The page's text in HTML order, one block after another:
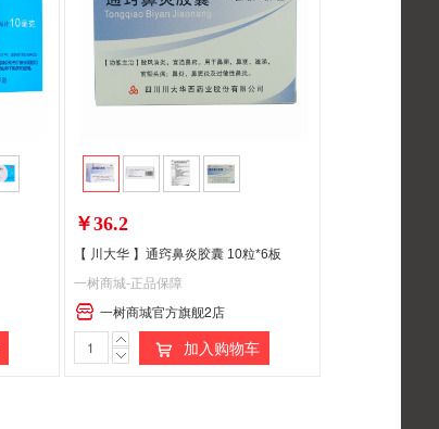
￥36.2
【 川大华 】通窍鼻炎胶囊 10粒*6板
一树商城-正品保障
一树商城官方旗舰2店
加入购物车